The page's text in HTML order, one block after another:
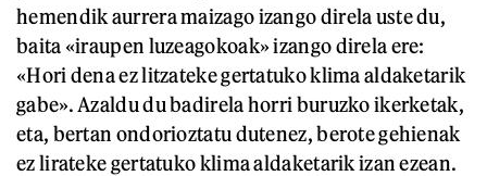
hemendik aurrera maizago izango direla uste du,
baita «iraupen luzeagokoak» izango direla ere:
«Hori dena ez litzateke gertatuko klima aldaketarik
gabe». Azaldu du badirela horri buruzko ikerketak,
eta, bertan ondorioztatu dutenez, berote gehienak
ez lirateke gertatuko klima aldaketarik izan ezean.